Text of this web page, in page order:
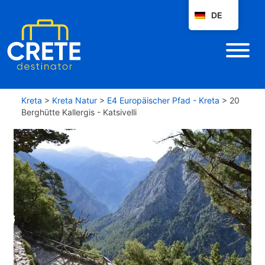
Kreta > Kreta Natur > E4 Europäischer Pfad - Kreta > 20
Berghütte Kallergis - Katsivelli
DE